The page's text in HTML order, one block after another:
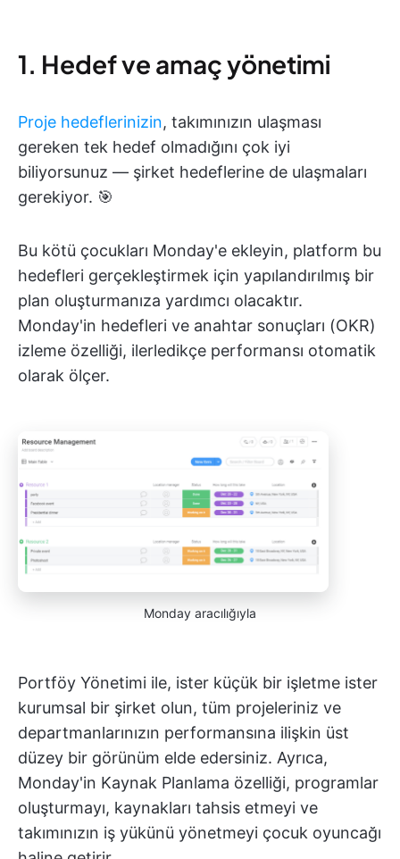
1. Hedef ve amaç yönetimi
Proje hedeflerinizin, takımınızın ulaşması
gereken tek hedef olmadığını çok iyi
biliyorsunuz — şirket hedeflerine de ulaşmaları
gerekiyor. 🎯
Bu kötü çocukları Monday'e ekleyin, platform bu
hedefleri gerçekleştirmek için yapılandırılmış bir
plan oluşturmanıza yardımcı olacaktır.
Monday'in hedefleri ve anahtar sonuçları (OKR)
izleme özelliği, ilerledikçe performansı otomatik
olarak ölçer.
Monday aracılığıyla
Portföy Yönetimi ile, ister küçük bir işletme ister
kurumsal bir şirket olun, tüm projeleriniz ve
departmanlarınızın performansına ilişkin üst
düzey bir görünüm elde edersiniz. Ayrıca,
Monday'in Kaynak Planlama özelliği, programlar
oluşturmayı, kaynakları tahsis etmeyi ve
takımınızın iş yükünü yönetmeyi çocuk oyuncağı